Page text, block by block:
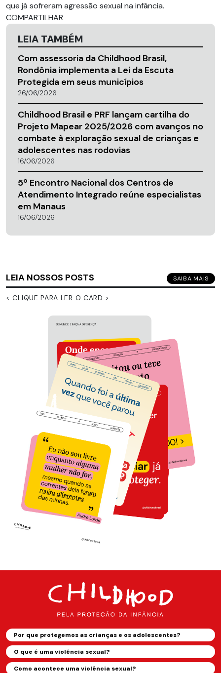
que já sofreram agressão sexual na infância.
COMPARTILHAR
LEIA TAMBÉM
Com assessoria da Childhood Brasil,
Rondônia implementa a Lei da Escuta
Protegida em seus municípios
26/06/2026
Childhood Brasil e PRF lançam cartilha do
Projeto Mapear 2025/2026 com avanços no
combate à exploração sexual de crianças e
adolescentes nas rodovias
16/06/2026
5º Encontro Nacional dos Centros de
Atendimento Integrado reúne especialistas
em Manaus
16/06/2026
LEIA NOSSOS POSTS SAIBA MAIS
< CLIQUE PARA LER O CARD >
Por que protegemos as crianças e os adolescentes?
O que é uma violência sexual?
Como acontece uma violência sexual?